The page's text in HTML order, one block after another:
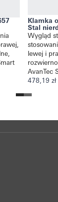
Klamka
Stal
Wygląd
lewej i
AvanTec
478,19 zł